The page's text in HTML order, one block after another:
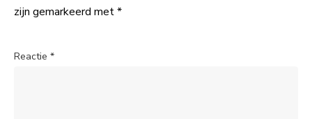
zijn gemarkeerd met*
Reactie *